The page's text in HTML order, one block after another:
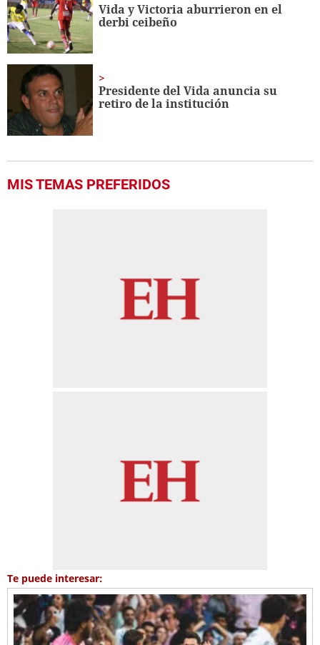
Vida y Victoria aburrieron en el
derbi ceibeño
Presidente del Vida anuncia su
retiro de la institución
MIS TEMAS PREFERIDOS
Te puede interesar: